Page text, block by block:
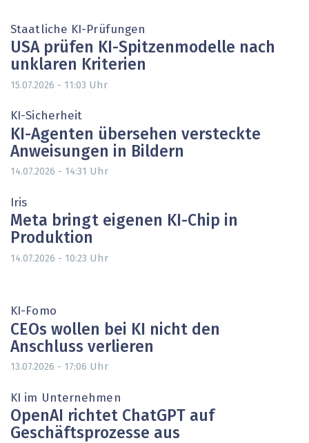
Staatliche KI-Prüfungen
USA prüfen KI-Spitzenmodelle nach
unklaren Kriterien
15.07.2026 - 11:03 Uhr
KI-Sicherheit
KI-Agenten übersehen versteckte
Anweisungen in Bildern
14.07.2026 - 14:31 Uhr
Iris
Meta bringt eigenen KI-Chip in
Produktion
14.07.2026 - 10:23 Uhr
KI-Fomo
CEOs wollen bei KI nicht den
Anschluss verlieren
13.07.2026 - 17:06 Uhr
KI im Unternehmen
OpenAI richtet ChatGPT auf
Geschäftsprozesse aus